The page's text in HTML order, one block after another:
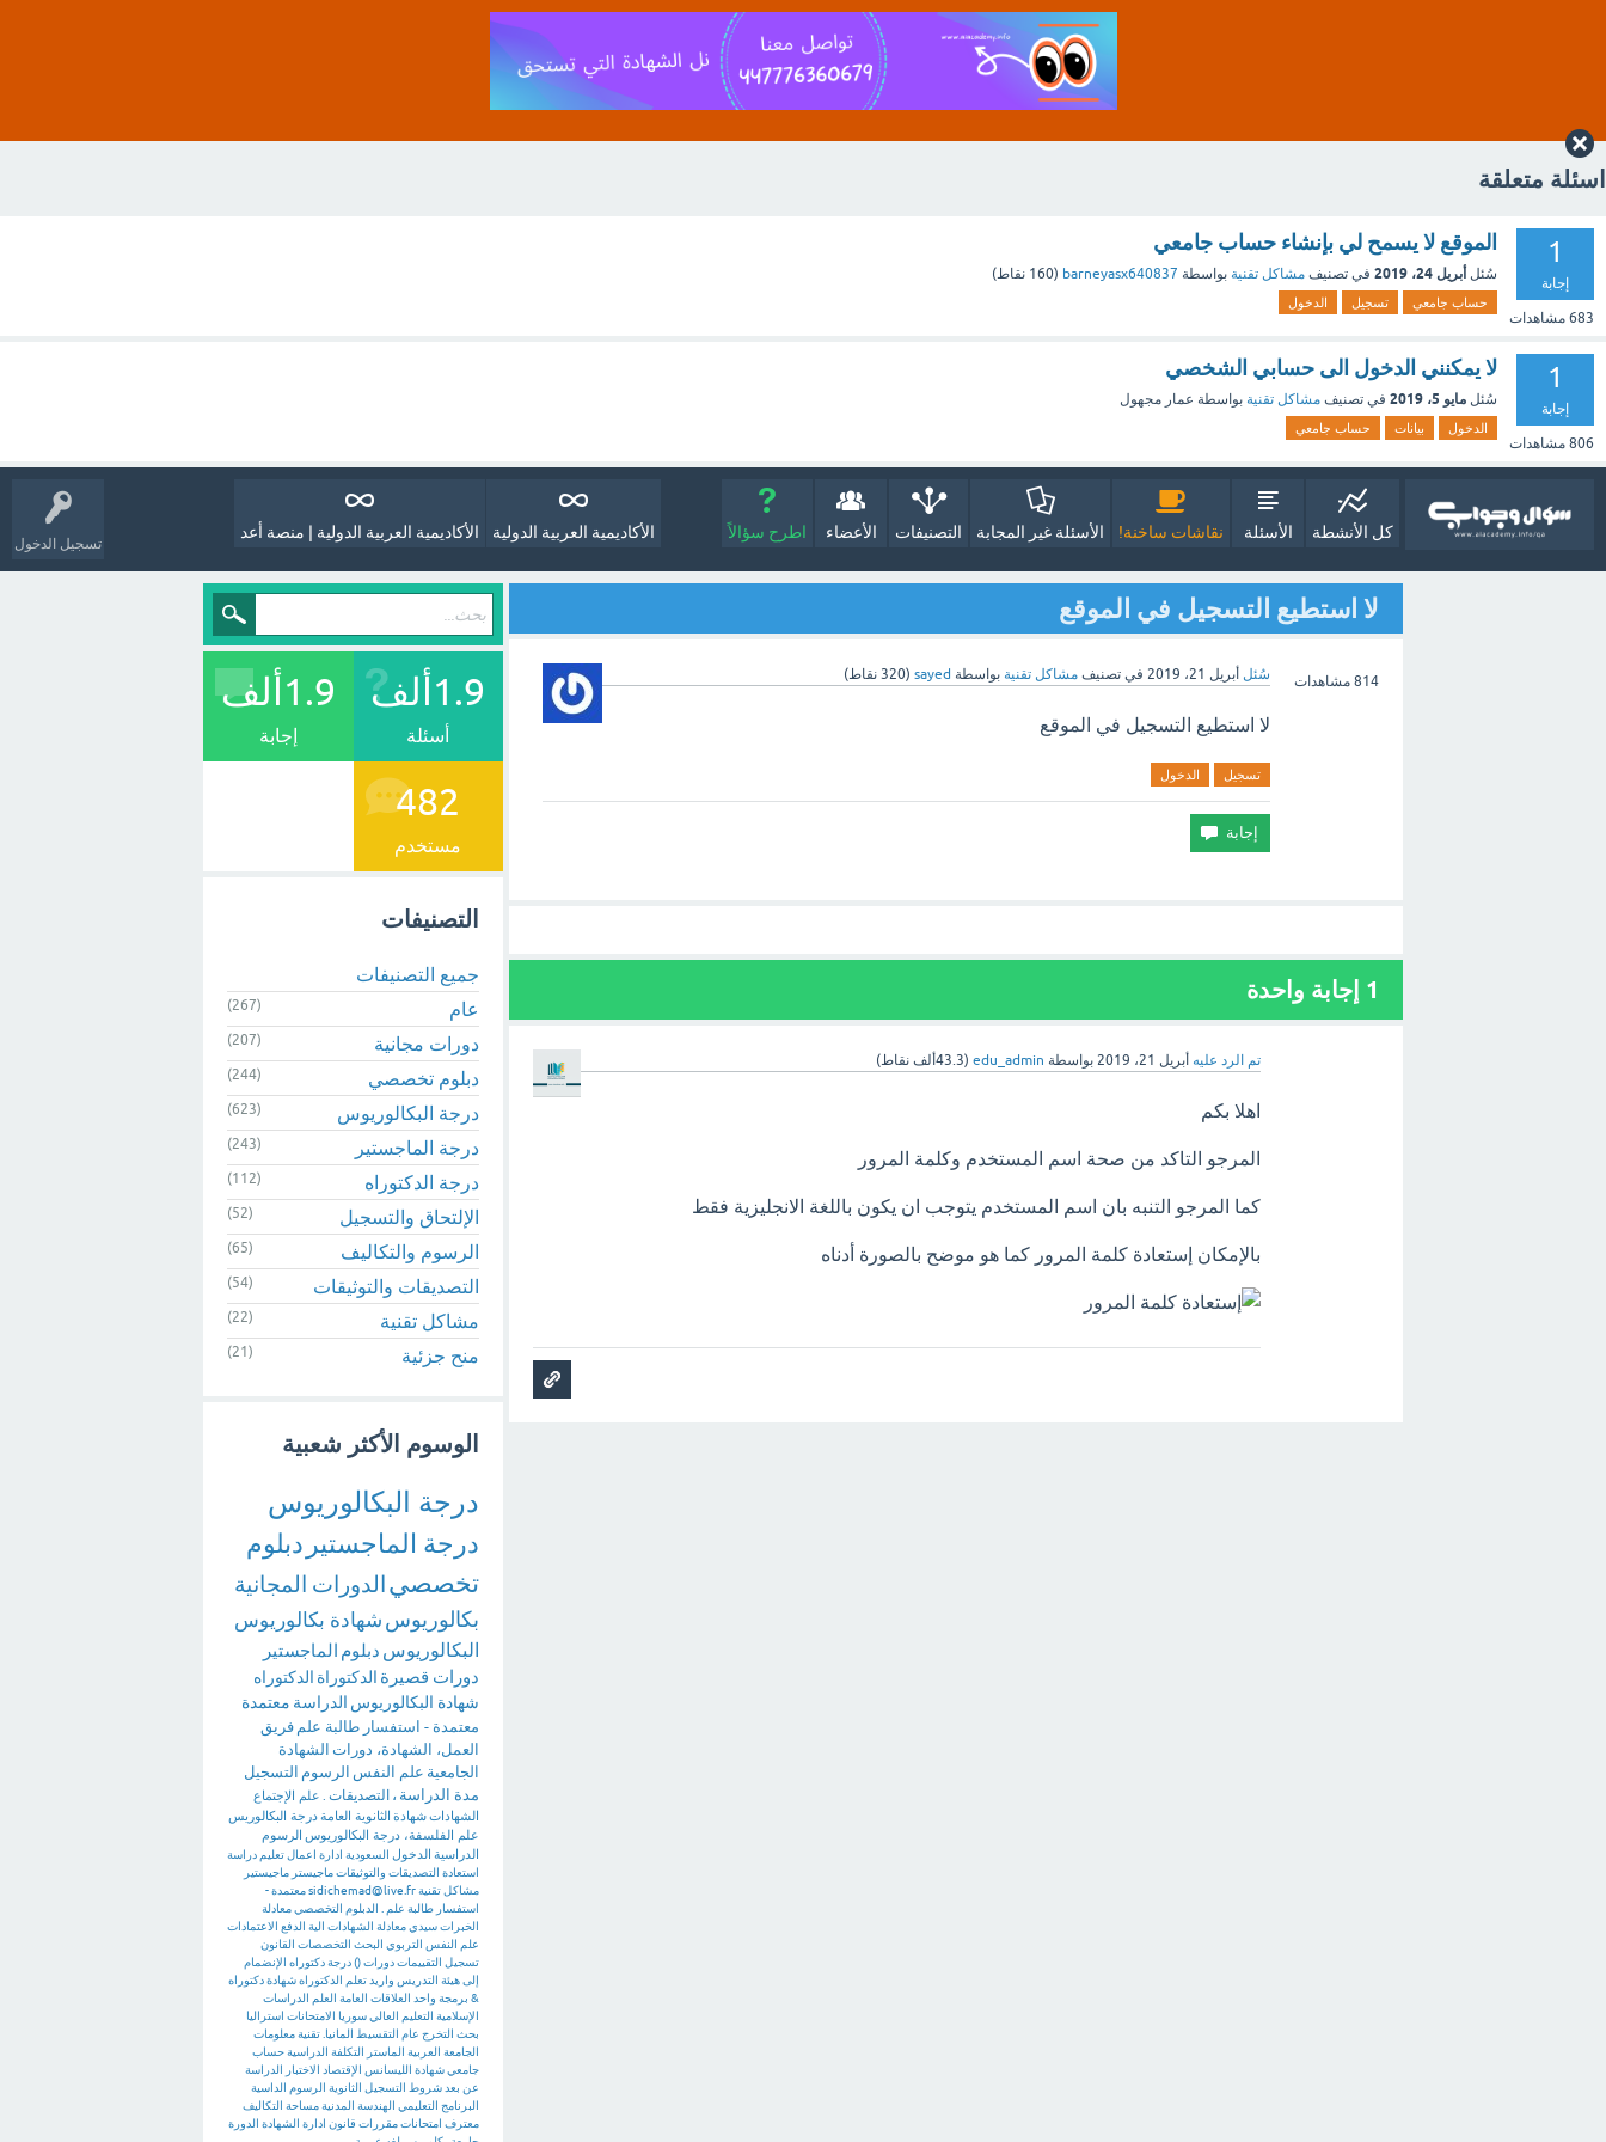
اسئلة متعلقة
1
إجابة
683 مشاهدات
الموقع لا يسمح لي بإنشاء حساب جامعي
سُئل أبريل 24، 2019 في تصنيف مشاكل تقنية بواسطة barneyasx640837
(
160 نقاط)
حساب جامعي تسجيل الدخول
1
إجابة
806 مشاهدات
لا يمكنني الدخول الى حسابي الشخصي
سُئل مايو 5، 2019 في تصنيف مشاكل تقنية بواسطة عمار مجهول
الدخول بيانات حساب جامعي
تسجيل الدخول
كل الأنشطة الأسئلة نقاشات ساخنة! الأسئلة غير المجابة التصنيفات الأعضاء اطرح سؤالاً الأكاديمية العربية الدولية | منصة أعد الأكاديمية العربية الدولية
لا استطيع التسجيل في الموقع
814 مشاهدات سُئل أبريل 21، 2019 في تصنيف مشاكل تقنية بواسطة sayed
(
320 نقاط)
لا استطيع التسجيل في الموقع
تسجيل الدخول
1 إجابة واحدة
تم الرد عليه أبريل 21، 2019 بواسطة edu_admin
(43.3ألف نقاط)
اهلا بكم
المرجو التاكد من صحة اسم المستخدم وكلمة المرور
كما المرجو التنبه بان اسم المستخدم يتوجب ان يكون باللغة الانجليزية فقط
بالإمكان إستعادة كلمة المرور كما هو موضح بالصورة أدناه
1.9ألف
أسئلة
1.9ألف
إجابة
482
مستخدم
التصنيفات
جميع التصنيفات
عام
(267)
دورات مجانية (207)
دبلوم تخصصي (244)
درجة البكالوريوس (623)
درجة الماجستير (243)
درجة الدكتوراه (112)
الإلتحاق والتسجيل (52)
الرسوم والتكاليف (65)
التصديقات والتوثيقات (54)
مشاكل تقنية (22)
منح جزئية (21)
الوسوم الأكثر شعبية
درجة البكالوريوس
درجة الماجستير دبلوم
تخصصيالدورات المجانية
بكالوريوس شهادة بكالوريوس
البكالوريوس دبلوم الماجستير
دورات قصيرة الدكتوراة الدكتوراه
شهادة البكالوريوس الدراسة معتمدة
معتمدة - استفسار طالبة علم فريق
العمل، الشهادة، دورات الشهادة
الجامعية علم النفس الرسوم التسجيل
مدة الدراسة ، التصديقات . علم الإجتماع
الشهاداتشهادة الثانوية العامةدرجة البكالوريس
علم الفلسفة، درجة البكالوريوس الرسوم
الدراسية الدخول السعودية ادارة اعمالتعليم دراسة
استعادة التصديقات والتوثيقاتماجيستر ماجيستير
مشاكل تقنيةsidichemad@live.frمعتمدة -
استفسار طالبة علم . الدبلوم التخصصيمعادلة
الخبراتسيديمعادلة الشهادات الية الدفع الاعتمادات
علم النفس التربوي البحث التخصصات القانون
تسجيل التقييماتدورات()درجة دكتوراه الإنضمام
إلى هيئة التدريس واريد تعلم الدكتوراهشهادة دكتوراه
& برمجة واحد العلاقات العامة العلم الدراسات
الإسلامية التعليم العاليسوريا الامتحانات استراليا
بحث التخرج عام التقسيط المانيا. تقنية معلومات
الجامعة العربية الماستر التكلفة الدراسيةحساب
جامعيشهادة الليسانس الإقتصاد الاختبار
الدراسة
عن بعدشروط التسجيل الثانوية الرسوم الداسية
البرنامج التعليمي الهندسة المدنيةمساحة التكاليف
معترف امتحاناتمقررات قانون ادارة الشهادة الدورة